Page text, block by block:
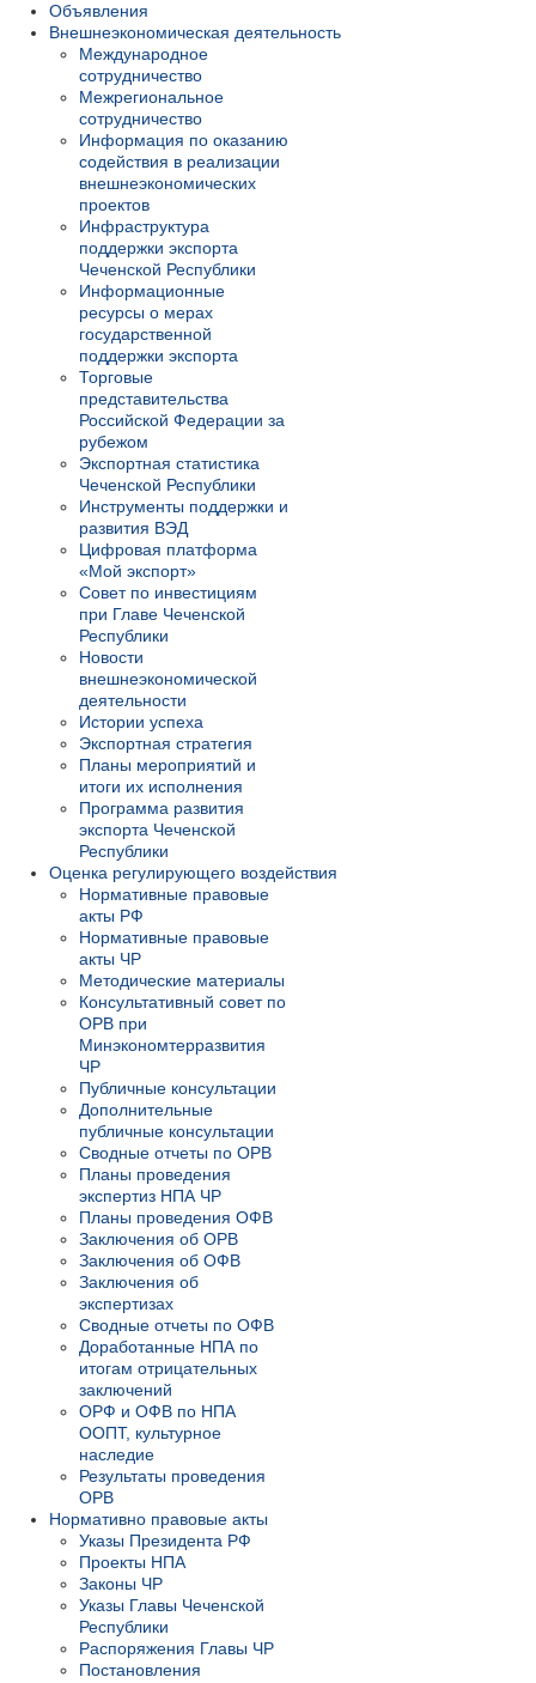
Объявления
Внешнеэкономическая деятельность
Международное
сотрудничество
Межрегиональное
сотрудничество
Информация по оказанию
содействия в реализации
внешнеэкономических
проектов
Инфраструктура
поддержки экспорта
Чеченской Республики
Информационные
ресурсы о мерах
государственной
поддержки экспорта
Торговые
представительства
Российской Федерации за
рубежом
Экспортная статистика
Чеченской Республики
Инструменты поддержки и
развития ВЭД
Цифровая платформа
«Мой экспорт»
Совет по инвестициям
при Главе Чеченской
Республики
Новости
внешнеэкономической
деятельности
Истории успеха
Экспортная стратегия
Планы мероприятий и
итоги их исполнения
Программа развития
экспорта Чеченской
Республики
Оценка регулирующего воздействия
Нормативные правовые
акты РФ
Нормативные правовые
акты ЧР
Методические материалы
Консультативный совет по
ОРВ при
Минэкономтерразвития
ЧР
Публичные консультации
Дополнительные
публичные консультации
Сводные отчеты по ОРВ
Планы проведения
экспертиз НПА ЧР
Планы проведения ОФВ
Заключения об ОРВ
Заключения об ОФВ
Заключения об
экспертизах
Сводные отчеты по ОФВ
Доработанные НПА по
итогам отрицательных
заключений
ОРФ и ОФВ по НПА
ООПТ, культурное
наследие
Результаты проведения
ОРВ
Нормативно правовые акты
Указы Президента РФ
Проекты НПА
Законы ЧР
Указы Главы Чеченской
Республики
Распоряжения Главы ЧР
Постановления